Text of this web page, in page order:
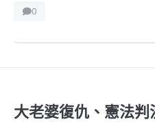
0
大老婆復仇、憲法